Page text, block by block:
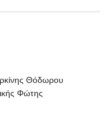
Θόδωρου
Φώτης